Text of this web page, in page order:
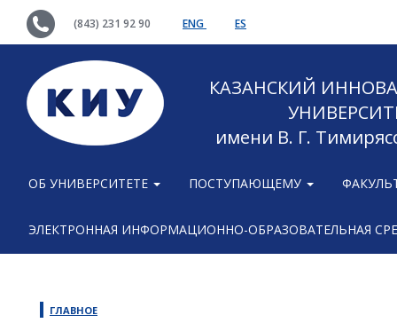
(843) 231 92 90 ENG ES
КАЗАНСКИЙ
имени В. Г.
ОБ УНИВЕРСИТЕТЕ ПОСТУПАЮЩЕМУ
ЭЛЕКТРОННАЯ ИНФОРМАЦИОННО-ОБРАЗОВАТЕЛЬНАЯ
ГЛАВНОЕ